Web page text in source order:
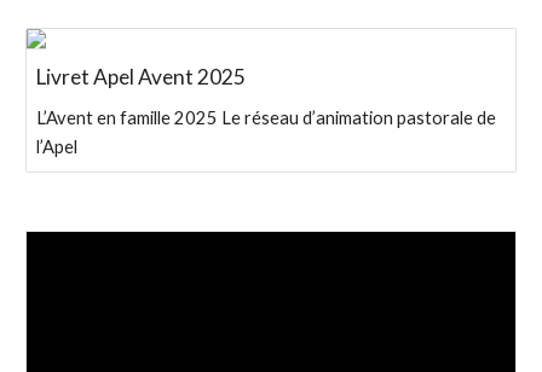
Livret Apel Avent 2025
L’Avent en famille 2025 Le réseau d’animation pastorale de
l’Apel